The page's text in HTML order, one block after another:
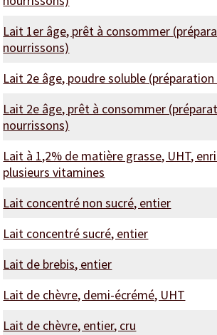
Lait 1er âge, prêt à consommer
nourrissons)
Lait 2e âge, poudre soluble
Lait 2e âge, prêt à consommer
nourrissons)
Lait à 1,2% de matière grasse, UHT,
plusieurs vitamines
Lait concentré non sucré, entier
Lait concentré sucré, entier
Lait de brebis, entier
Lait de chèvre, demi-écrémé, UHT
Lait de chèvre, entier, cru